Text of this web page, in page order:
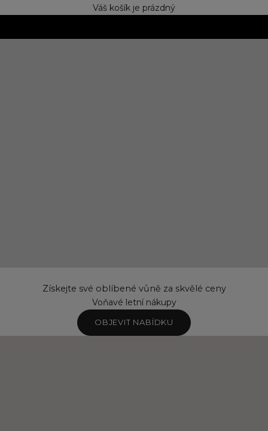
Váš košík je prázdný
Získejte své oblíbené vůně za skvělé ceny
Voňavé letní nákupy
OBJEVIT NABÍDKU